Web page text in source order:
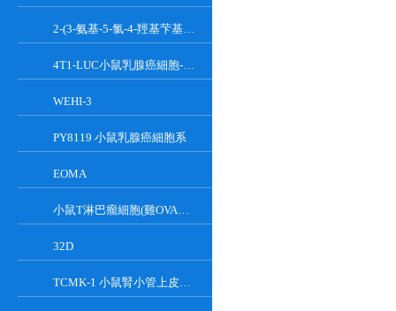
2-(3-氨基-5-氯-4-羥基芐基)-1H-異吲哚-1,3(2H)-二酮
4T1-LUC小鼠乳腺癌細胞-熒光素酶標記
WEHI-3
PY8119 小鼠乳腺癌細胞系
EOMA
小鼠T淋巴瘤細胞(雞OVA基因修飾)
32D
TCMK-1 小鼠腎小管上皮細胞系